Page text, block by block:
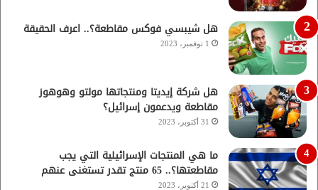
هل شيبسي فوكس مقاطعة؟.. اعرف الحقيقة
1 نوفمبر، 2023
هل شركة إيديتا ومنتجاتها مولتو وهوهوز
مقاطعة ويدعمون إسرائيل؟
31 أكتوبر، 2023
ما هي المنتجات الإسرائيلية التي يجب
مقاطعتها؟.. 65 منتج تقدر تستغنى عنهم
21 أكتوبر، 2023